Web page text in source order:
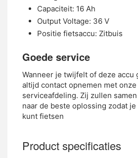
Capaciteit: 16 Ah
Output Voltage: 36 V
Positie fietsaccu: Zitbuis
Goede service
Wanneer je twijfelt of deze accu
altijd contact opnemen met
serviceafdeling. Zij zullen
naar de beste oplossing zodat
kunt fietsen
Product specificaties